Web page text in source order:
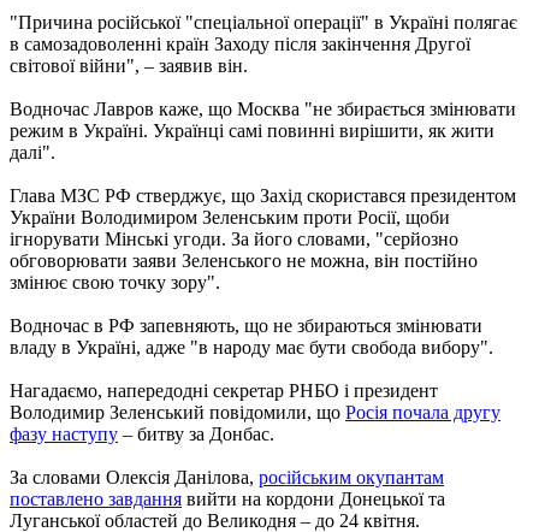
"Причина російської "спеціальної операції" в Україні полягає
в самозадоволенні країн Заходу після закінчення Другої
світової війни", – заявив він.
Водночас Лавров каже, що Москва "не збирається змінювати
режим в Україні. Українці самі повинні вирішити, як жити
далі".
Глава МЗС РФ стверджує, що Захід скористався президентом
України Володимиром Зеленським проти Росії, щоби
ігнорувати Мінські угоди. За його словами, "серйозно
обговорювати заяви Зеленського не можна, він постійно
змінює свою точку зору".
Водночас в РФ запевняють, що не збираються змінювати
владу в Україні, адже "в народу має бути свобода вибору".
Нагадаємо, напередодні секретар РНБО і президент
Володимир Зеленський повідомили, що Росія почала другу
фазу наступу – битву за Донбас.
За словами Олексія Данілова, російським окупантам
поставлено завдання вийти на кордони Донецької та
Луганської областей до Великодня – до 24 квітня.